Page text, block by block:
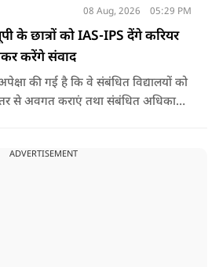
08 Aug, 2026 05:29 PM
के छात्रों को IAS-IPS देंगे करियर
करेंगे संवाद
की गई है कि वे संबंधित विद्यालयों को
से अवगत कराएं तथा संबंधित अधिकारी
पार्थ सारथी सेन शर्मा ने बताया कि मुख्य
ADVERTISEMENT